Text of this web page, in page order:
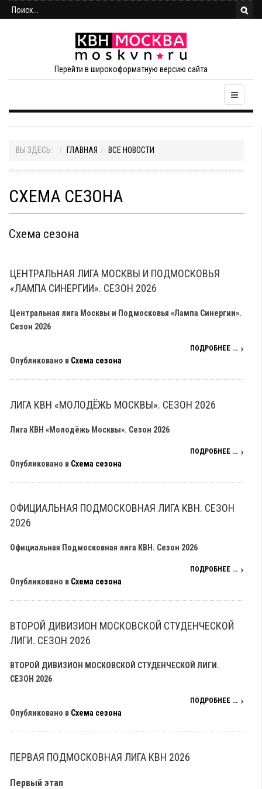
Перейти в широкоформатную версию сайта
ВЫ ЗДЕСЬ: ГЛАВНАЯ ВСЕ НОВОСТИ
СХЕМА СЕЗОНА
Схема сезона
ЦЕНТРАЛЬНАЯ ЛИГА МОСКВЫ И ПОДМОСКОВЬЯ
«ЛАМПА СИНЕРГИИ». СЕЗОН 2026
Центральная лига Москвы и Подмосковья «Лампа Синергии».
Сезон 2026
ПОДРОБНЕЕ ...
Опубликовано в Схема сезона
ЛИГА КВН «МОЛОДЁЖЬ МОСКВЫ». СЕЗОН 2026
Лига КВН «Молодёжь Москвы». Сезон 2026
ПОДРОБНЕЕ ...
Опубликовано в Схема сезона
ОФИЦИАЛЬНАЯ ПОДМОСКОВНАЯ ЛИГА КВН. СЕЗОН
2026
Официальная Подмосковная лига КВН. Сезон 2026
ПОДРОБНЕЕ ...
Опубликовано в Схема сезона
ВТОРОЙ ДИВИЗИОН МОСКОВСКОЙ СТУДЕНЧЕСКОЙ
ЛИГИ. СЕЗОН 2026
ВТОРОЙ ДИВИЗИОН МОСКОВСКОЙ СТУДЕНЧЕСКОЙ ЛИГИ.
СЕЗОН 2026
ПОДРОБНЕЕ ...
Опубликовано в Схема сезона
ПЕРВАЯ ПОДМОСКОВНАЯ ЛИГА КВН 2026
Первый этап